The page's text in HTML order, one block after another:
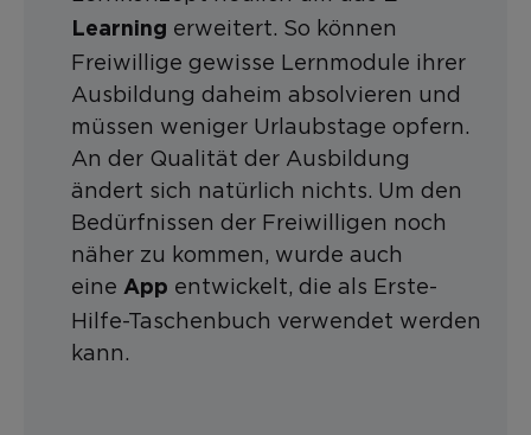
Learning erweitert. So können
Freiwillige gewisse Lernmodule ihrer
Ausbildung daheim absolvieren und
müssen weniger Urlaubstage opfern.
An der Qualität der Ausbildung
ändert sich natürlich nichts. Um den
Bedürfnissen der Freiwilligen noch
näher zu kommen, wurde auch
eine App entwickelt, die als Erste-
Hilfe-Taschenbuch verwendet werden
kann.